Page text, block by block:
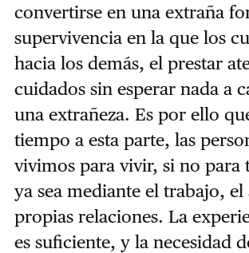
convertirse en una extraña
supervivencia en la que los
hacia los demás, el prestar
cuidados sin esperar nada a
una extrañeza. Es por ello
tiempo a esta parte, las
vivimos para vivir, si no para
ya sea mediante el trabajo, el
propias relaciones. La
es suficiente, y la necesidad